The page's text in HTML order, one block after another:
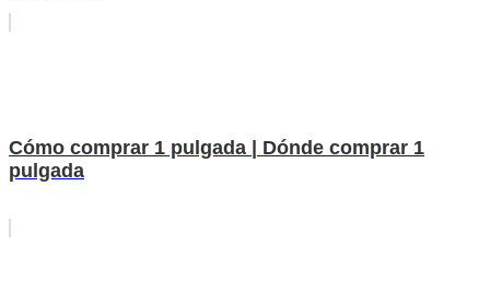
Cómo comprar 1 pulgada | Dónde comprar 1
pulgada